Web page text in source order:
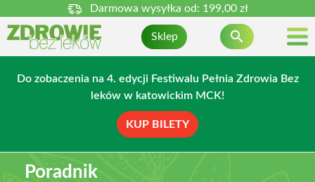
Darmowa wysyłka od: 199,00 zł
Sklep 
Do zobaczenia na 4. edycji Festiwalu Pełnia Zdrowia Bez
leków w katowickim MCK!
KUP BILETY
Poradnik